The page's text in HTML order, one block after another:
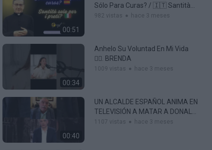
00:51
Sólo Para Curas? / 🇮🇹 Santità
Solo Per I Preti?
982 vistas hace 3 meses
00:34
Anhelo Su Voluntad En Mi Vida
❤️‍🔥. BRENDA
1009 vistas hace 3 meses
00:40
UN ALCALDE ESPAÑOL ANIMA EN
TELEVISIÓN A MATAR A DONALD
TRUMP
1107 vistas hace 3 meses